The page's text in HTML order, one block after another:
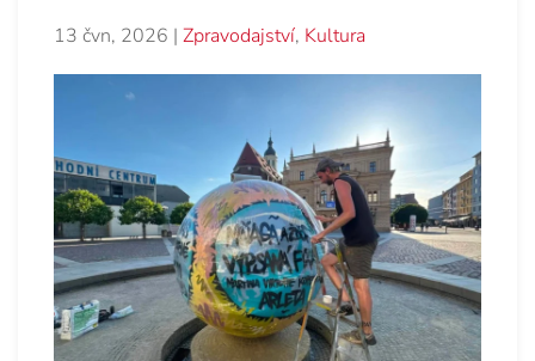
13 čvn, 2026 | Zpravodajství, Kultura